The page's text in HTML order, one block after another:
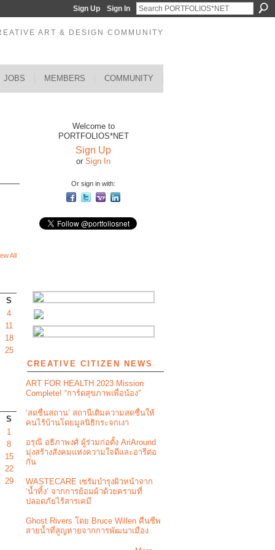
Sign Up Sign In
ART & DESIGN COMMUNITY
JOBS MEMBERS COMMUNITY
All
S
4
11
18
25
S
1
8
15
22
29
Welcome to
PORTFOLIOS*NET
Sign Up
or Sign In
Or sign in with:
CREATIVE CITIZEN NEWS
ART FOR HEALTH 2023 Mission
Complete! “การ์ดสุขภาพเพื่อน้อง”
‘สดชื่นสถาน’ สถานีเติมความสดชื่นให้
คนไร้บ้านโดยมูลนิธิกระจกเงา
อรุณี อธิภาพงศ์ ผู้ร่วมก่อตั้ง AriAround
มุ่งสร้างสังคมแห่งความใจดีและอารีต่อ
กัน
WASTECARE เซรัมบำรุงผิวหน้าจาก
‘น้ำทิ้ง’ จากการย้อมผ้าด้วยครามที่
ปลอดภัยไร้สารเคมี
Ghost Rivers โดย Bruce Willen คืนชีพ
สายน้ำที่สูญหายจากการพัฒนาเมือง